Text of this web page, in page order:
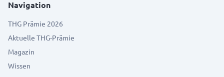
Navigation
THG Prämie 2026
Aktuelle THG-Prämie
Magazin
Wissen